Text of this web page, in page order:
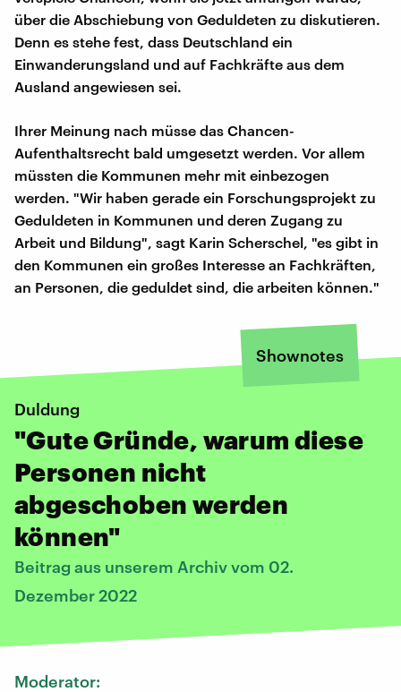
über die Abschiebung von Geduldeten zu diskutieren.
Denn es stehe fest, dass Deutschland ein
Einwanderungsland und auf Fachkräfte aus dem
Ausland angewiesen sei.
Ihrer Meinung nach müsse das Chancen-
Aufenthaltsrecht bald umgesetzt werden. Vor allem
müssten die Kommunen mehr mit einbezogen
werden. "Wir haben gerade ein Forschungsprojekt zu
Geduldeten in Kommunen und deren Zugang zu
Arbeit und Bildung", sagt Karin Scherschel, "es gibt in
den Kommunen ein großes Interesse an Fachkräften,
an Personen, die geduldet sind, die arbeiten können."
Shownotes
Duldung
"Gute Gründe, warum diese
Personen nicht
abgeschoben werden
können"
Beitrag aus unserem Archiv vom 02.
Dezember 2022
Moderator: